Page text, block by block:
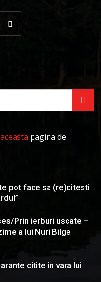
aceasta pagina de
pot face sa (re)citesti
Prin ierburi uscate –
a lui Nuri Bilge
citite in vara lui